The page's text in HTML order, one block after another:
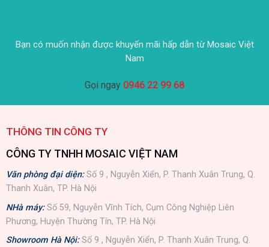
Bạn có muốn nhận được khuyến mãi hấp dẫn từ Mosaic Việt
Nam
Gọi ngay 0946 22 99 68
THÔNG TIN CÔNG TY
CÔNG TY TNHH MOSAIC VIỆT NAM
Văn phòng đại diện:Số 9 , Nguyễn Xiển, P. Thanh Xuân Trung, Q.
Thanh Xuân, TP. Hà Nội
NHà máy: Số 59, Nguyễn Vĩnh Tích, Cụm Công Nghiệp Liên
Phương, Huyện Thường Tín, TP. Hà Nội
Showroom Hà Nội: Số 9 , Nguyễn Xiển, P. Thanh Xuân Trung, Q.